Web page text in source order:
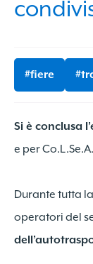
#fiere
Si è conclusa
e per
Durante tutta
operatori del